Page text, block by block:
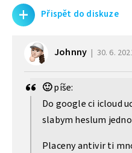
+ Přispět do diskuze
Johnny 30. 6.
🙂píše:
Do google ci icloud
slabym heslum
Placeny antivir ti